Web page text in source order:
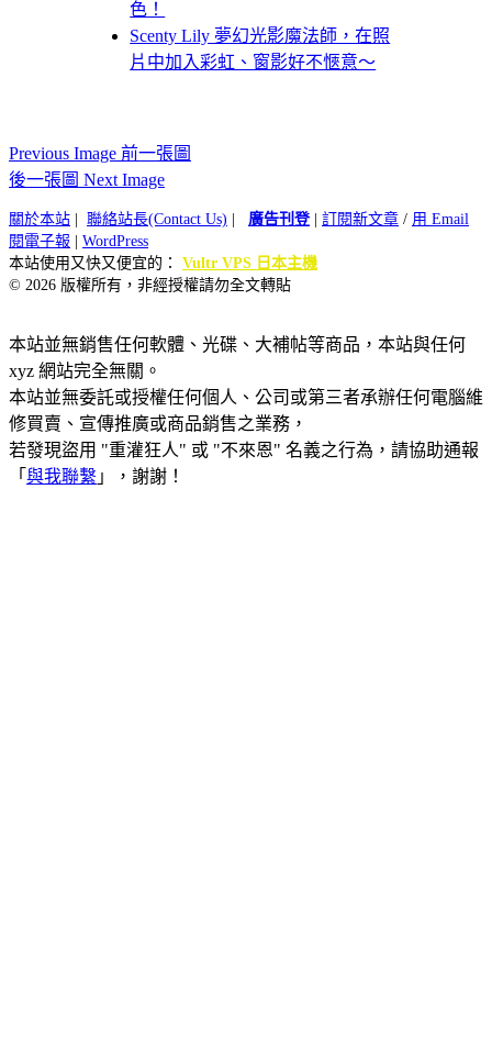
色！
Scenty Lily 夢幻光影魔法師，在照
片中加入彩虹、窗影好不愜意～
Previous Image 前一張圖
後一張圖 Next Image
關於本站 聯絡站長(Contact Us) 廣告刊登| 訂閱新文章 / 用 Email
閱電子報
WordPress
本站使用又快又便宜的： Vultr VPS 日本主機
© 2026 版權所有，非經授權請勿全文轉貼
本站並無銷售任何軟體、光碟、大補帖等商品，本站與任何
xyz 網站完全無關。
本站並無委託或授權任何個人、公司或第三者承辦任何電腦維
修買賣、宣傳推廣或商品銷售之業務，
若發現盜用 "重灌狂人" 或 "不來恩" 名義之行為，請協助通報
「 與我聯繫 」，謝謝！